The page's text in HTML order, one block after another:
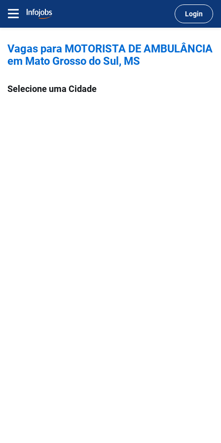
Login
Vagas para MOTORISTA DE AMBULÂNCIA
em Mato Grosso do Sul, MS
Selecione uma Cidade